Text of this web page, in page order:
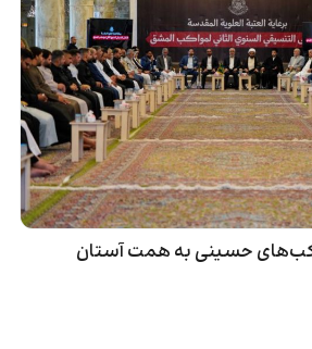
حسینی به همت آستان